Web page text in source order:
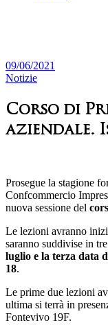
09/06/2021
Notizie
Corso di
aziendale.
Prosegue la stagione
Confcommercio
nuova sessione del
Le lezioni avranno
saranno suddivise in
luglio e la terza data
18.
Le prime due lezioni
ultima si terrà in
Fontevivo 19F.